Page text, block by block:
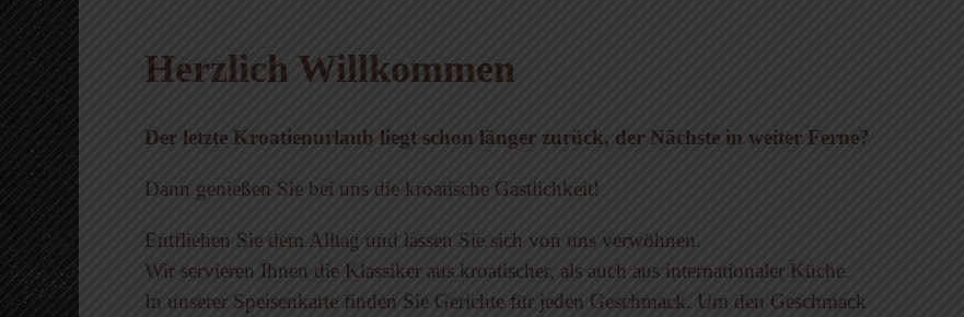
Herzlich Willkommen
Der letzte Kroatienurlaub liegt schon länger zurück, der Nächste in weiter Ferne?
Dann genießen Sie bei uns die kroatische Gastlichkeit!
Entfliehen Sie dem Alltag und lassen Sie sich von uns verwöhnen.
Wir servieren Ihnen die Klassiker aus kroatischer, als auch aus internationaler Küche.
In unserer Speisenkarte finden Sie Gerichte für jeden Geschmack. Um den Geschmack